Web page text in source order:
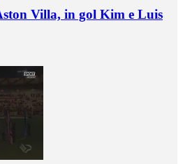
Villa, in gol Kim e Luis